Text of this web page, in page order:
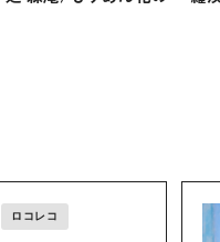
ロコレコ